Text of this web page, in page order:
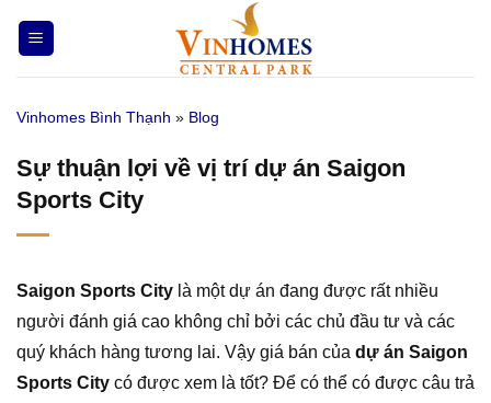
qua
nội
Vinhomes Bình Thạnh » Blog
Sự thuận lợi về vị trí dự án Saigon
Sports City
Saigon Sports City là một dự án đang được rất nhiều
người đánh giá cao không chỉ bởi các chủ đầu tư và các
quý khách hàng tương lai. Vậy giá bán của dự án Saigon
Sports City có được xem là tốt? Để có thể có được câu trả